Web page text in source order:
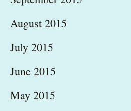
August 2015
July 2015
June 2015
May 2015